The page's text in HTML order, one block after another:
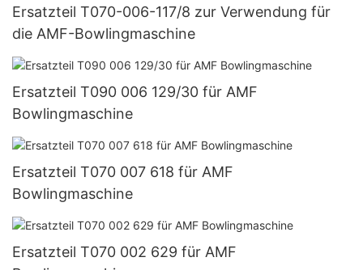
Ersatzteil T070-006-117/8 zur Verwendung für
die AMF-Bowlingmaschine
Ersatzteil T090 006 129/30 für AMF
Bowlingmaschine
Ersatzteil T070 007 618 für AMF
Bowlingmaschine
Ersatzteil T070 002 629 für AMF